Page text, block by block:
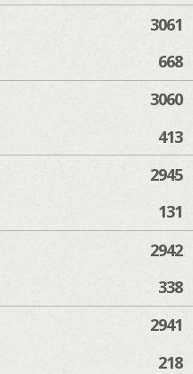
3061
668
3060
413
2945
131
2942
338
2941
218